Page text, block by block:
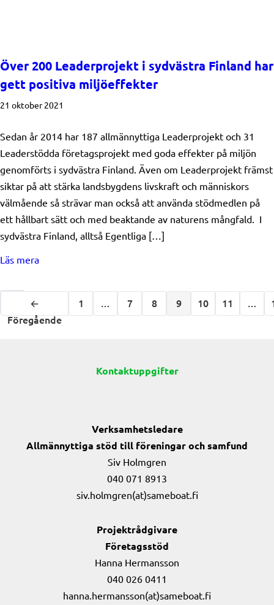
Över 200 Leaderprojekt i sydvästra Finland har
gett positiva miljöeffekter
21 oktober 2021
Sedan år 2014 har 187 allmännyttiga Leaderprojekt och 31
Leaderstödda företagsprojekt med goda effekter på miljön
genomförts i sydvästra Finland. Även om Leaderprojekt främst
siktar på att stärka landsbygdens livskraft och människors
välmående så strävar man också att använda stödmedlen på
ett hållbart sätt och med beaktande av naturens mångfald. I
sydvästra Finland, alltså Egentliga […]
Läs meraabout Över 200 Leaderprojekt i sydvästra Finland
←
Föregående
1 … 7 8 9 10 11 …
Kontaktuppgifter
Verksamhetsledare
Allmännyttiga stöd till föreningar och samfund
Siv Holmgren
040 071 8913
siv.holmgren(at)sameboat.fi
Projektrådgivare
Företagsstöd
Hanna Hermansson
040 026 0411
hanna.hermansson(at)sameboat.fi